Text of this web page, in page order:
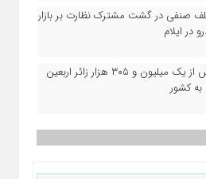
۱۰ تخلف صنفی در گشت مشترک نظارت بر بازار
در ایلام
بازگشت بیش از یک میلیون و ۳۰۵ هزار زائر اربعین
به کشور